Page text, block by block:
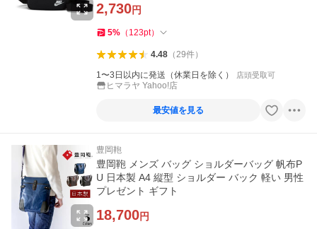
2,730円
5% （ 123pt）
4.48（29件）
1〜3日以内に発送（休業日を除く） 店頭受取可
ヒマラヤ Yahoo!店
最安値を見る
豊岡鞄
豊岡鞄 メンズ バッグ ショルダーバッグ 帆布P
U 日本製 A4 縦型 ショルダー バック 軽い 男性
プレゼント ギフト
18,700円